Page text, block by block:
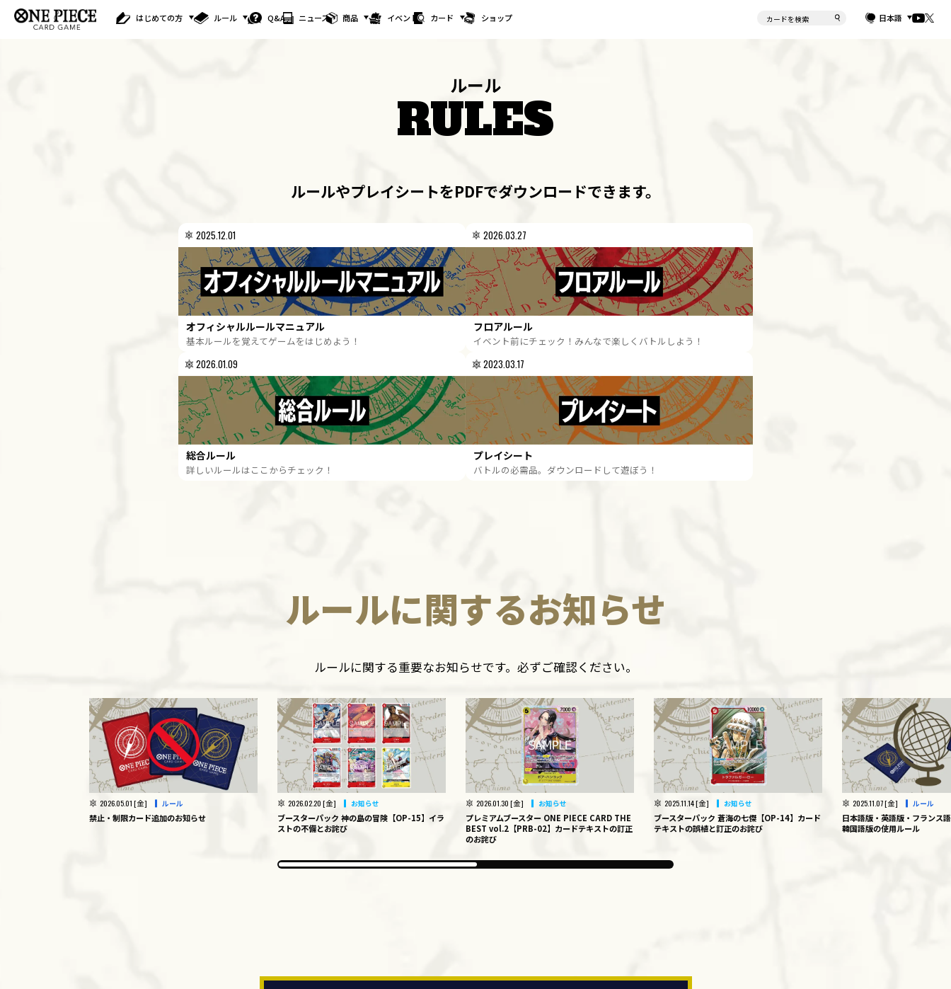
はじめての方 ルール Q&A ニュース 商品 イベント カード ショップ 日本語
ルール
RULES
ルールやプレイシートをPDFでダウンロードできます。
2025.12.01
オフィシャルルールマニュアル
基本ルールを覚えてゲームをはじめよう！
2026.03.27
フロアルール
イベント前にチェック！みんなで楽しくバトルしよう！
2026.01.09
総合ルール
詳しいルールはここからチェック！
2023.03.17
プレイシート
バトルの必需品。ダウンロードして遊ぼう！
ルールに関するお知らせ
ルールに関する重要なお知らせです。 必ずご確認ください。
2026.05.01 [金] ルール
禁止・制限カード追加のお知らせ
2026.02.20 [金] お知らせ
ブースターパック 神の島の冒険【OP-15】イラ
ストの不備とお詫び
2026.01.30 [金] お知らせ
プレミアムブースター ONE PIECE CARD THE
BEST vol.2【PRB-02】カードテキストの訂正
のお詫び
2025.11.14 [金] お知らせ
ブースターパック 蒼海の七傑【OP-14】カード
テキストの誤植と訂正のお詫び
2025.11.07 [金] ルール
日本語版・英語版・フランス
韓国語版の使用ルール